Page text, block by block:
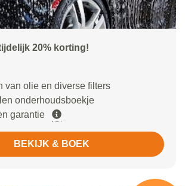
20% korting!
van olie en diverse filters
onderhoudsboekje
garantie
BEKIJK & BOEK